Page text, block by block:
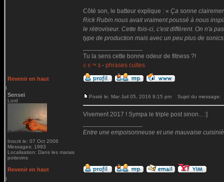
Côté son, le batteur explique : « Ça sonne
Rick Rubin nous avait vraiment poussé à nous
le rétroviseur. Cette fois-ci, c'est différent. On n'a
type de production mais avec un peu plus de
Tu la sens cette bonne odeur de fitness ?!
© € ™ $ - phrases cultes
Revenir en haut
Sensei
Lord
Inscrit le: 07 Oct 2006
Messages: 1993
Localisation: Dans les marais
poitevins
Posté le: Mar Juil 05, 2016 9:15 pm Sujet du message:
Vivement 2017 ! Sympa le triple post sinon... :]
Entre une empoisonneuse et une mauvaise
Revenir en haut